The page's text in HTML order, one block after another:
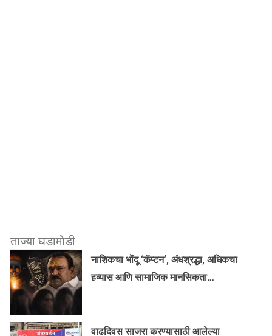
ताज्या घडामोडी
नाशिकचा भोंदू ‘कॅप्टन’, अंधश्रद्धा, अधिकचा
हव्यास आणि सामाजिक मानसिकता…
वाढदिवस साजरा करण्यासाठी आलेल्या